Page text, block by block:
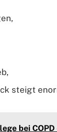
steigt
bei